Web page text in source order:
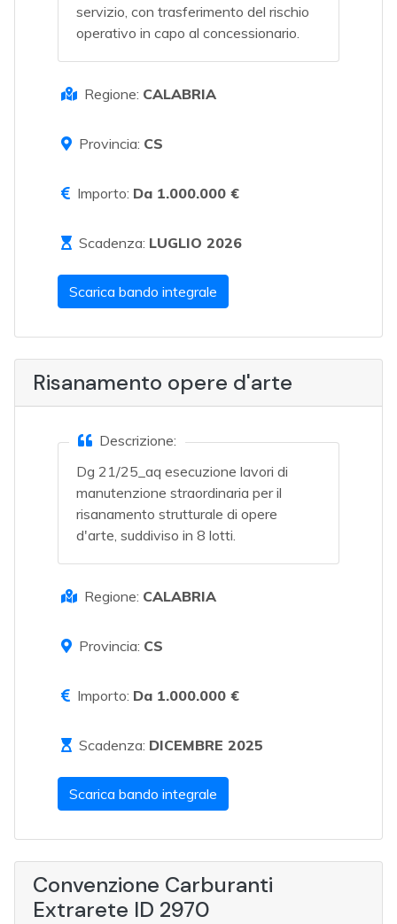
servizio, con trasferimento del rischio
operativo in capo al concessionario.
Regione: CALABRIA
Provincia: CS
Importo: Da 1.000.000 €
Scadenza: LUGLIO 2026
Scarica bando integrale
Risanamento opere d'arte
Descrizione:
Dg 21/25_aq esecuzione lavori di
manutenzione straordinaria per il
risanamento strutturale di opere
d'arte, suddiviso in 8 lotti.
Regione: CALABRIA
Provincia: CS
Importo: Da 1.000.000 €
Scadenza: DICEMBRE 2025
Scarica bando integrale
Convenzione Carburanti
Extrarete ID 2970